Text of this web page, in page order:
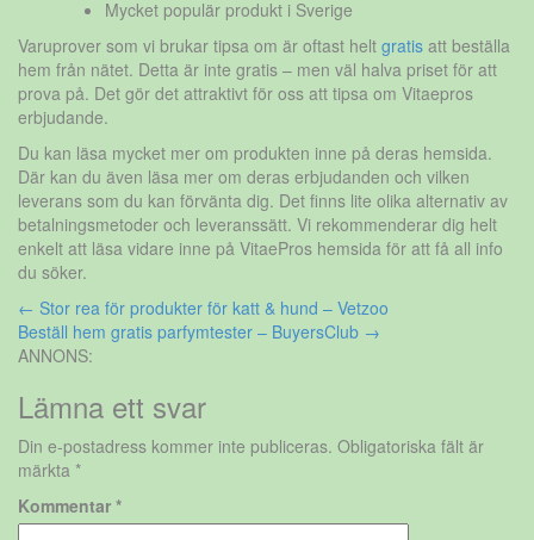
Mycket populär produkt i Sverige
Varuprover som vi brukar tipsa om är oftast helt gratis att beställa
hem från nätet. Detta är inte gratis – men väl halva priset för att
prova på. Det gör det attraktivt för oss att tipsa om Vitaepros
erbjudande.
Du kan läsa mycket mer om produkten inne på deras hemsida.
Där kan du även läsa mer om deras erbjudanden och vilken
leverans som du kan förvänta dig. Det finns lite olika alternativ av
betalningsmetoder och leveranssätt. Vi rekommenderar dig helt
enkelt att läsa vidare inne på VitaePros hemsida för att få all info
du söker.
Inläggsnavigering
← Stor rea för produkter för katt & hund – Vetzoo
Beställ hem gratis parfymtester – BuyersClub →
ANNONS:
Lämna ett svar
Din e-postadress kommer inte publiceras. Obligatoriska fält är
märkta *
Kommentar *